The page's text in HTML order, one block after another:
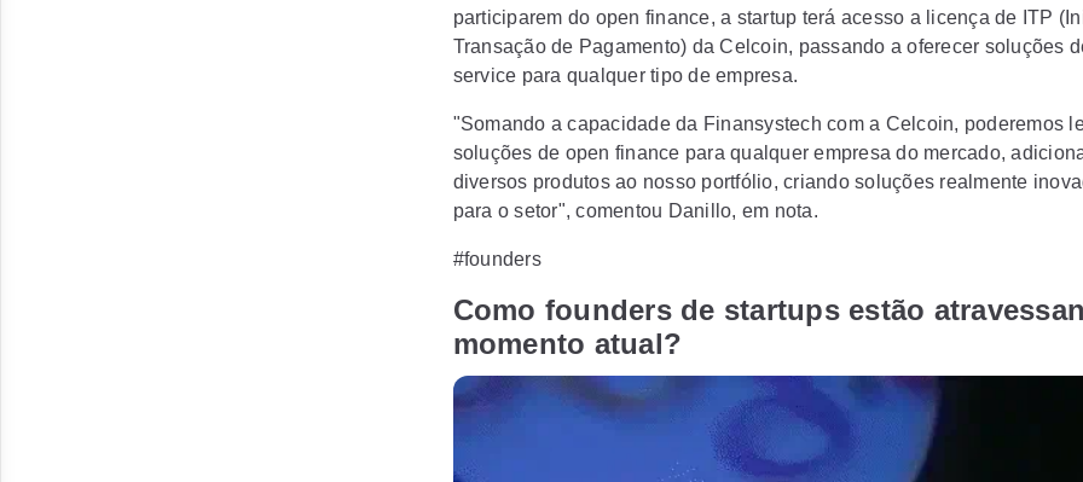
participarem do open finance, a startup terá acesso a licença de ITP
Transação de Pagamento) da Celcoin, passando a oferecer soluções
service para qualquer tipo de empresa.
"Somando a capacidade da Finansystech com a Celcoin, poderemos
soluções de open finance para qualquer empresa do mercado,
diversos produtos ao nosso portfólio, criando soluções realmente
para o setor", comentou Danillo, em nota.
#founders
Como founders de startups estão
momento atual?